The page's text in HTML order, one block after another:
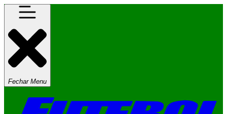
Fechar Menu